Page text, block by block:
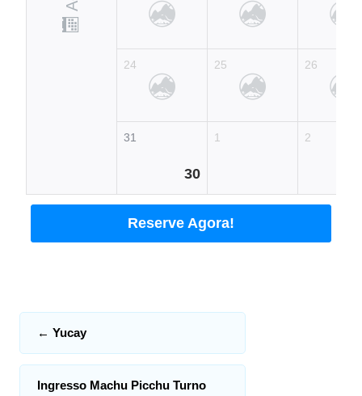
24
31
30
25
1
26
2
Reserve Agora!
← Yucay
Ingresso Machu Picchu Turno